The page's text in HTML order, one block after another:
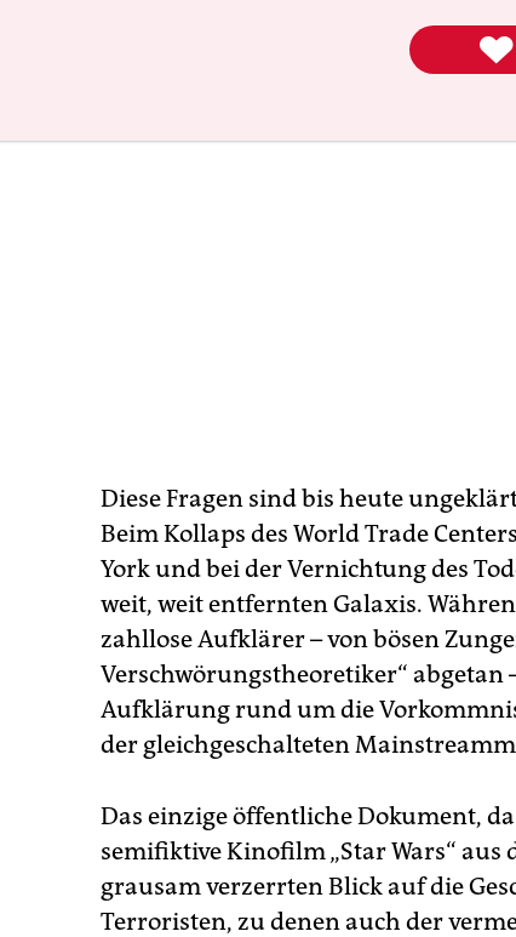
Diese Fragen sind bis heute
Beim Kollaps des World Trade
York und bei der Vernichtung des
weit, weit entfernten Galaxis.
zahllose Aufklärer – von bösen
Verschwörungstheoretiker“
Aufklärung rund um die
der gleichgeschalteten
Das einzige öffentliche Dokument,
semifiktive Kinofilm „Star Wars“ aus
grausam verzerrten Blick auf die
Terroristen, zu denen auch der
